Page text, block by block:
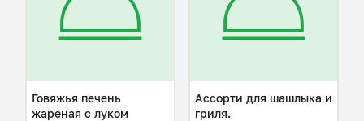
Говяжья печень
жареная с луком
Ассорти для шашлыка и
гриля.